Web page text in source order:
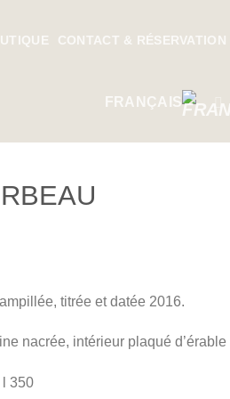
CONTACT & RÉSERVATION
FRANÇAIS
titrée et datée 2016.
nacrée, intérieur plaqué d’érable
l 350